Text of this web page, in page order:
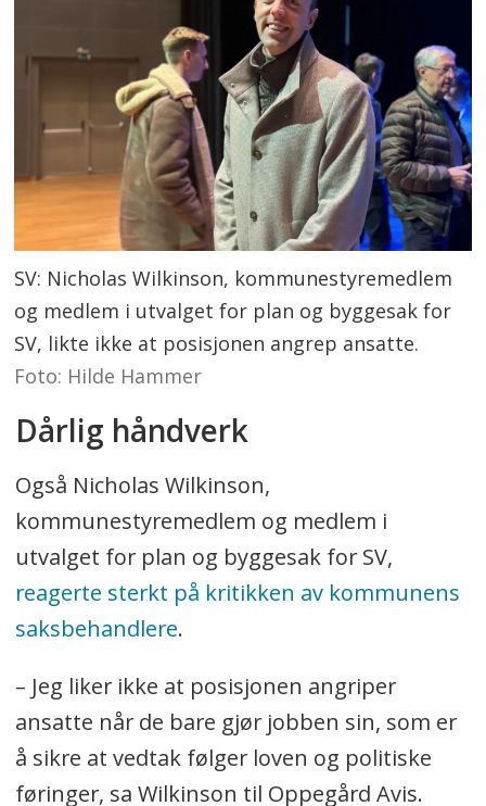
SV: Nicholas Wilkinson, kommunestyremedlem
og medlem i utvalget for plan og byggesak for
SV, likte ikke at posisjonen angrep ansatte.
Foto: Hilde Hammer
Dårlig håndverk
Også Nicholas Wilkinson,
kommunestyremedlem og medlem i
utvalget for plan og byggesak for SV,
reagerte sterkt på kritikken av kommunens
saksbehandlere.
– Jeg liker ikke at posisjonen angriper
ansatte når de bare gjør jobben sin, som er
å sikre at vedtak følger loven og politiske
føringer, sa Wilkinson til Oppegård Avis.